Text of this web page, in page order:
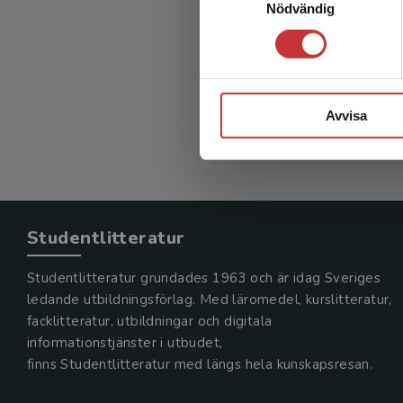
Nödvändig
Avvisa
366 kr
Exkl.
Studentlitteratur
Studentlitteratur grundades 1963 och är idag Sveriges
ledande utbildningsförlag. Med läromedel, kurslitteratur,
facklitteratur, utbildningar och digitala
informationstjänster i utbudet,
finns Studentlitteratur med längs hela kunskapsresan.